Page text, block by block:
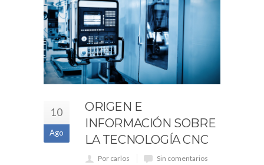
10
Ago
ORIGEN E
INFORMACIÓN SOBRE
LA TECNOLOGÍA CNC
Por carlos
Sin comentarios